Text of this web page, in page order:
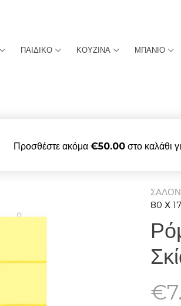
ΠΑΙΔΙΚΟ ΚΟΥΖΙΝΑ ΜΠΑΝΙΟ
Προσθέστε ακόμα €50.00στο καλάθι
80 Χ
€